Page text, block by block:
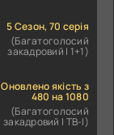
5 Сезон, 70 серія
(Багатоголосий
закадровий | 1+1)
Оновлено якість з
480 на 1080
(Багатоголосий
закадровий | ТВ-І)